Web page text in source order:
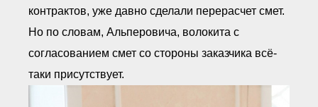
контрактов, уже давно сделали перерасчет смет.
Но по словам, Альперовича, волокита с
согласованием смет со стороны заказчика всё-
таки присутствует.